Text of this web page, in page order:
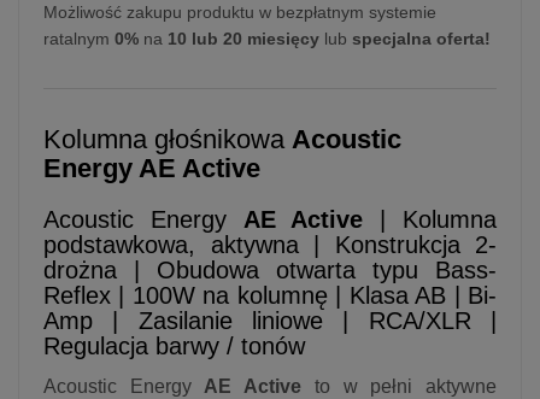
Możliwość zakupu produktu w bezpłatnym systemie
ratalnym 0% na 10 lub 20 miesięcy lub specjalna oferta!
Kolumna głośnikowa Acoustic
Energy AE Active
Acoustic Energy AE Active | Kolumna
podstawkowa, aktywna | Konstrukcja 2-
drożna | Obudowa otwarta typu Bass-
Reflex | 100W na kolumnę | Klasa AB | Bi-
Amp | Zasilanie liniowe | RCA/XLR |
Regulacja barwy / tonów
Acoustic Energy AE Active to w pełni aktywne